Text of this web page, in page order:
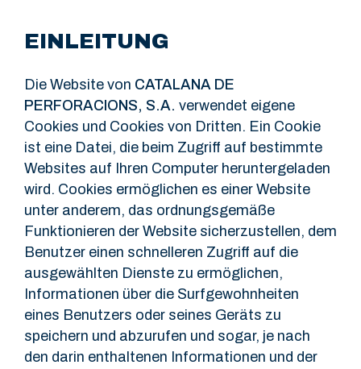
EINLEITUNG
Die Website von CATALANA DE
PERFORACIONS, S.A. verwendet eigene
Cookies und Cookies von Dritten. Ein Cookie
ist eine Datei, die beim Zugriff auf bestimmte
Websites auf Ihren Computer heruntergeladen
wird. Cookies ermöglichen es einer Website
unter anderem, das ordnungsgemäße
Funktionieren der Website sicherzustellen, dem
Benutzer einen schnelleren Zugriff auf die
ausgewählten Dienste zu ermöglichen,
Informationen über die Surfgewohnheiten
eines Benutzers oder seines Geräts zu
speichern und abzurufen und sogar, je nach
den darin enthaltenen Informationen und der